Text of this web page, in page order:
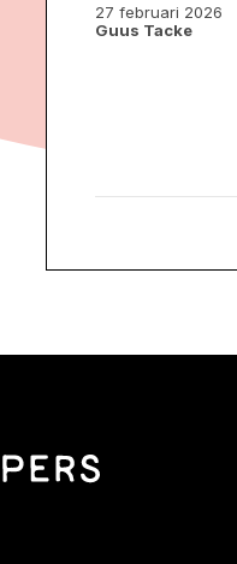
27 februari 2026
Guus Tacke